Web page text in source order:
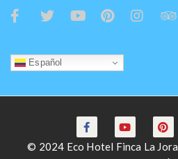
Español
© 2024 Eco Hotel Finca La